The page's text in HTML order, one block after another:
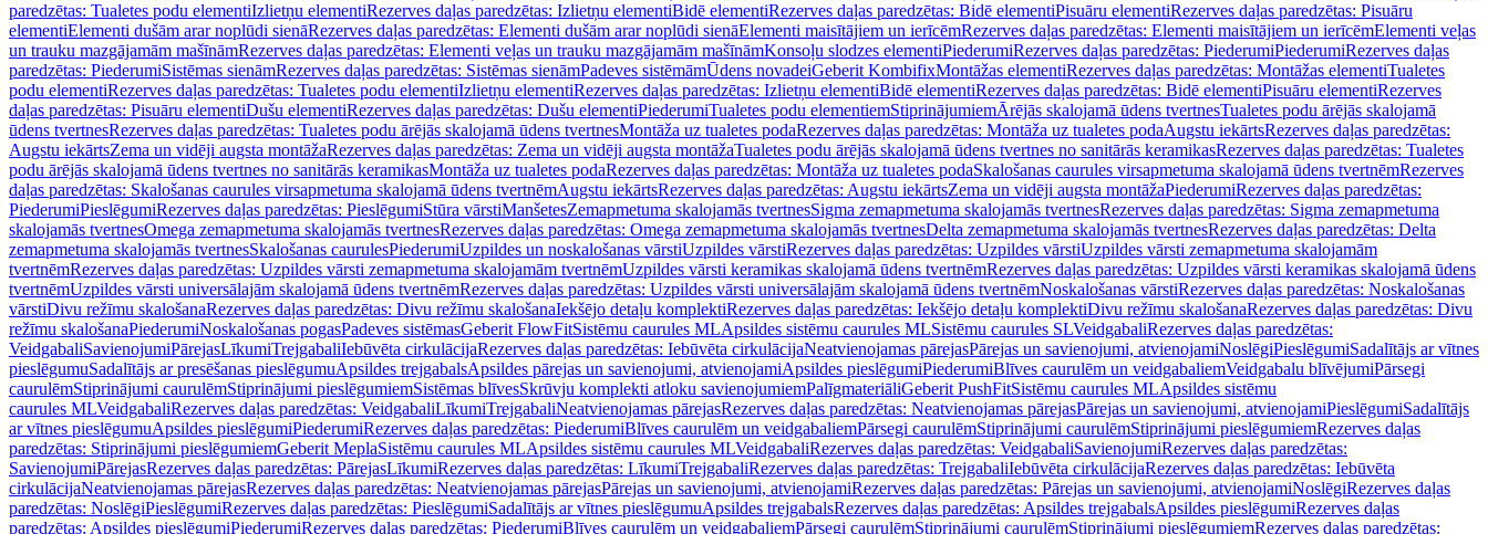
paredzētas: Tualetes podu elementiIzlietņu elementiRezerves daļas paredzētas: Izlietņu elementiBidē elementiRezerves daļas paredzētas: Bidē elementiPisuāru elementiRezerves daļas paredzētas: Pisuāru
elementiElementi dušām arar noplūdi sienāRezerves daļas paredzētas: Elementi dušām arar noplūdi sienāElementi maisītājiem un ierīcēmRezerves daļas paredzētas: Elementi maisītājiem un ierīcēmElementi veļas
un trauku mazgājamām mašīnāmRezerves daļas paredzētas: Elementi veļas un trauku mazgājamām mašīnāmKonsoļu slodzes elementiPiederumiRezerves daļas paredzētas: PiederumiPiederumiRezerves daļas
paredzētas: PiederumiSistēmas sienāmRezerves daļas paredzētas: Sistēmas sienāmPadeves sistēmāmŪdens novadeiGeberit KombifixMontāžas elementiRezerves daļas paredzētas: Montāžas elementiTualetes
podu elementiRezerves daļas paredzētas: Tualetes podu elementiIzlietņu elementiRezerves daļas paredzētas: Izlietņu elementiBidē elementiRezerves daļas paredzētas: Bidē elementiPisuāru elementiRezerves
daļas paredzētas: Pisuāru elementiDušu elementiRezerves daļas paredzētas: Dušu elementiPiederumiTualetes podu elementiemStiprinājumiemĀrējās skalojamā ūdens tvertnesTualetes podu ārējās skalojamā
ūdens tvertnesRezerves daļas paredzētas: Tualetes podu ārējās skalojamā ūdens tvertnesMontāža uz tualetes podaRezerves daļas paredzētas: Montāža uz tualetes podaAugstu iekārtsRezerves daļas paredzētas:
Augstu iekārtsZema un vidēji augsta montāžaRezerves daļas paredzētas: Zema un vidēji augsta montāžaTualetes podu ārējās skalojamā ūdens tvertnes no sanitārās keramikasRezerves daļas paredzētas: Tualetes
podu ārējās skalojamā ūdens tvertnes no sanitārās keramikasMontāža uz tualetes podaRezerves daļas paredzētas: Montāža uz tualetes podaSkalošanas caurules virsapmetuma skalojamā ūdens tvertnēmRezerves
daļas paredzētas: Skalošanas caurules virsapmetuma skalojamā ūdens tvertnēmAugstu iekārtsRezerves daļas paredzētas: Augstu iekārtsZema un vidēji augsta montāžaPiederumiRezerves daļas paredzētas:
PiederumiPieslēgumiRezerves daļas paredzētas: PieslēgumiStūra vārstiManšetesZemapmetuma skalojamās tvertnesSigma zemapmetuma skalojamās tvertnesRezerves daļas paredzētas: Sigma zemapmetuma
skalojamās tvertnesOmega zemapmetuma skalojamās tvertnesRezerves daļas paredzētas: Omega zemapmetuma skalojamās tvertnesDelta zemapmetuma skalojamās tvertnesRezerves daļas paredzētas: Delta
zemapmetuma skalojamās tvertnesSkalošanas caurulesPiederumiUzpildes un noskalošanas vārstiUzpildes vārstiRezerves daļas paredzētas: Uzpildes vārstiUzpildes vārsti zemapmetuma skalojamām
tvertnēmRezerves daļas paredzētas: Uzpildes vārsti zemapmetuma skalojamām tvertnēmUzpildes vārsti keramikas skalojamā ūdens tvertnēmRezerves daļas paredzētas: Uzpildes vārsti keramikas skalojamā ūdens
tvertnēmUzpildes vārsti universālajām skalojamā ūdens tvertnēmRezerves daļas paredzētas: Uzpildes vārsti universālajām skalojamā ūdens tvertnēmNoskalošanas vārstiRezerves daļas paredzētas: Noskalošanas
vārstiDivu režīmu skalošanaRezerves daļas paredzētas: Divu režīmu skalošanaIekšējo detaļu komplektiRezerves daļas paredzētas: Iekšējo detaļu komplektiDivu režīmu skalošanaRezerves daļas paredzētas: Divu
režīmu skalošanaPiederumiNoskalošanas pogasPadeves sistēmasGeberit FlowFitSistēmu caurules MLApsildes sistēmu caurules MLSistēmu caurules SLVeidgabaliRezerves daļas paredzētas:
VeidgabaliSavienojumiPārejasLīkumiTrejgabaliIebūvēta cirkulācijaRezerves daļas paredzētas: Iebūvēta cirkulācijaNeatvienojamas pārejasPārejas un savienojumi, atvienojamiNoslēgiPieslēgumiSadalītājs ar vītnes
pieslēgumuSadalītājs ar presēšanas pieslēgumuApsildes trejgabalsApsildes pārejas un savienojumi, atvienojamiApsildes pieslēgumiPiederumiBlīves caurulēm un veidgabaliemVeidgabalu blīvējumiPārsegi
caurulēmStiprinājumi caurulēmStiprinājumi pieslēgumiemSistēmas blīvesSkrūvju komplekti atloku savienojumiemPalīgmateriāliGeberit PushFitSistēmu caurules MLApsildes sistēmu
caurules MLVeidgabaliRezerves daļas paredzētas: VeidgabaliLīkumiTrejgabaliNeatvienojamas pārejasRezerves daļas paredzētas: Neatvienojamas pārejasPārejas un savienojumi, atvienojamiPieslēgumiSadalītājs
ar vītnes pieslēgumuApsildes pieslēgumiPiederumiRezerves daļas paredzētas: PiederumiBlīves caurulēm un veidgabaliemPārsegi caurulēmStiprinājumi caurulēmStiprinājumi pieslēgumiemRezerves daļas
paredzētas: Stiprinājumi pieslēgumiemGeberit MeplaSistēmu caurules MLApsildes sistēmu caurules MLVeidgabaliRezerves daļas paredzētas: VeidgabaliSavienojumiRezerves daļas paredzētas:
SavienojumiPārejasRezerves daļas paredzētas: PārejasLīkumiRezerves daļas paredzētas: LīkumiTrejgabaliRezerves daļas paredzētas: TrejgabaliIebūvēta cirkulācijaRezerves daļas paredzētas: Iebūvēta
cirkulācijaNeatvienojamas pārejasRezerves daļas paredzētas: Neatvienojamas pārejasPārejas un savienojumi, atvienojamiRezerves daļas paredzētas: Pārejas un savienojumi, atvienojamiNoslēgiRezerves daļas
paredzētas: NoslēgiPieslēgumiRezerves daļas paredzētas: PieslēgumiSadalītājs ar vītnes pieslēgumuApsildes trejgabalsRezerves daļas paredzētas: Apsildes trejgabalsApsildes pieslēgumiRezerves daļas
paredzētas: Apsildes pieslēgumiPiederumiRezerves daļas paredzētas: PiederumiBlīves caurulēm un veidgabaliemPārsegi caurulēmStiprinājumi caurulēmStiprinājumi pieslēgumiemRezerves daļas paredzētas: